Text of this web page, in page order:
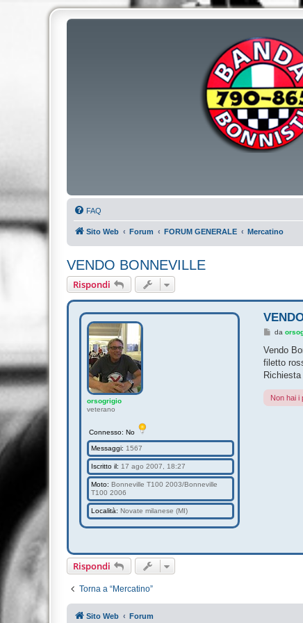
FAQ
Sito Web Forum FORUM GENERALE Mercatino
VENDO BONNEVILLE
Rispondi
orsogrigio
veterano
Connesso: No
Messaggi: 1567
Iscritto il: 17 ago 2007, 18:27
Moto: Bonneville T100 2003/Bonneville
T100 2006
Località: Novate milanese (MI)
M
s
a
g
i
o
da
Vendo
filetto
Richiesta
Non hai i
Rispondi
Torna a “Mercatino”
Sito Web Forum